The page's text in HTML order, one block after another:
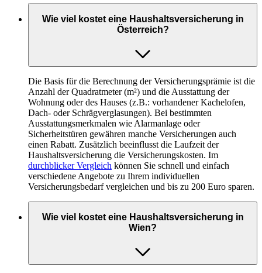
Wie viel kostet eine Haushaltsversicherung in
Österreich?
Die Basis für die Berechnung der Versicherungsprämie ist die
Anzahl der Quadratmeter (m²) und die Ausstattung der
Wohnung oder des Hauses (z.B.: vorhandener Kachelofen,
Dach- oder Schrägverglasungen). Bei bestimmten
Ausstattungsmerkmalen wie Alarmanlage oder
Sicherheitstüren gewähren manche Versicherungen auch
einen Rabatt. Zusätzlich beeinflusst die Laufzeit der
Haushaltsversicherung die Versicherungskosten. Im
durchblicker Vergleich können Sie schnell und einfach
verschiedene Angebote zu Ihrem individuellen
Versicherungsbedarf vergleichen und bis zu 200 Euro sparen.
Wie viel kostet eine Haushaltsversicherung in
Wien?